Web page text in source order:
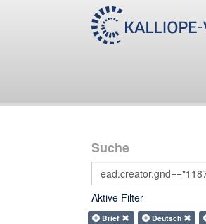
Suche
Aktive Filter
Brief Deutsch